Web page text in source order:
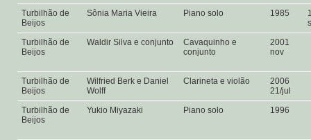
Turbilhão de
Beijos
Sônia Maria Vieira Piano solo 1985
Turbilhão de
Beijos
Waldir Silva e conjunto
Cavaquinho e
conjunto
2001
nov
Turbilhão de
Beijos
Wilfried Berk e Daniel
Wolff
Clarineta e violão
2006
21/jul
Turbilhão de
Beijos
Yukio Miyazaki Piano solo 1996